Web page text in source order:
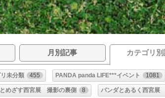
月別記事 カテゴリ
未分類 455 PANDA panda LIFE***イベント 1081
めざす西宮展 撮影の裏側 8 パンダとあるく西宮展